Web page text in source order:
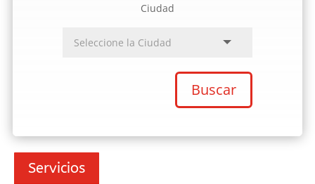
Ciudad
Buscar
Servicios